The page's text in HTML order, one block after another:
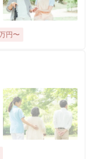
階 203号室
円〜